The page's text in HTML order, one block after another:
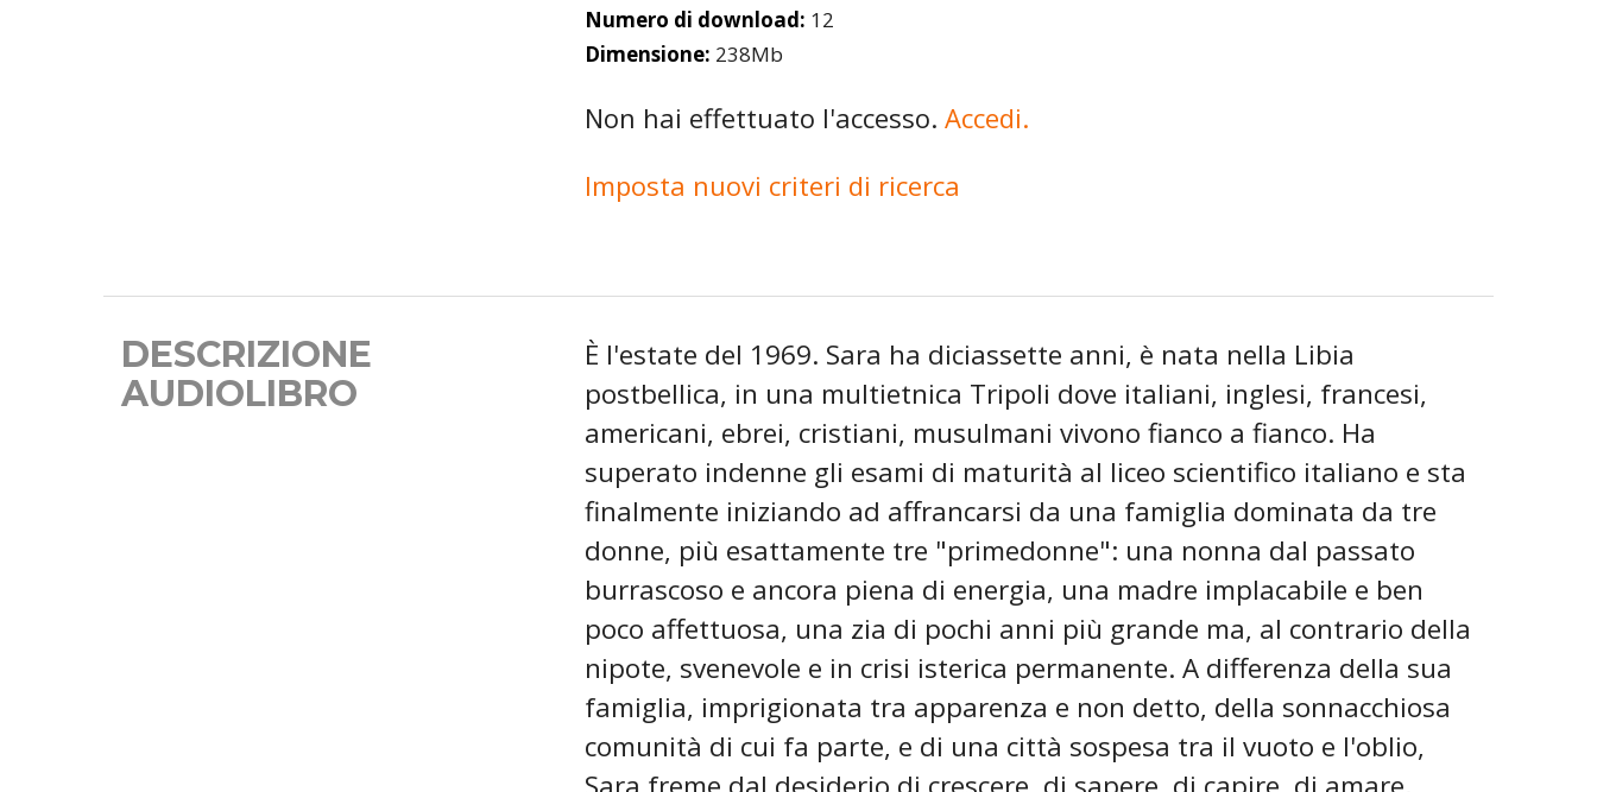
Numero di download: 12
Dimensione: 238Mb
Non hai effettuato l'accesso. Accedi.
Imposta nuovi criteri di ricerca
DESCRIZIONE
AUDIOLIBRO
È l'estate del 1969. Sara ha diciassette anni, è nata nella Libia
postbellica, in una multietnica Tripoli dove italiani, inglesi, francesi,
americani, ebrei, cristiani, musulmani vivono fianco a fianco. Ha
superato indenne gli esami di maturità al liceo scientifico italiano e sta
finalmente iniziando ad affrancarsi da una famiglia dominata da tre
donne, più esattamente tre "primedonne": una nonna dal passato
burrascoso e ancora piena di energia, una madre implacabile e ben
poco affettuosa, una zia di pochi anni più grande ma, al contrario della
nipote, svenevole e in crisi isterica permanente. A differenza della sua
famiglia, imprigionata tra apparenza e non detto, della sonnacchiosa
comunità di cui fa parte, e di una città sospesa tra il vuoto e l'oblio,